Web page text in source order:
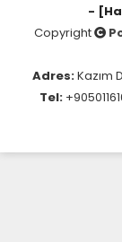
-
Copyright
Adres:Kazım
Tel: